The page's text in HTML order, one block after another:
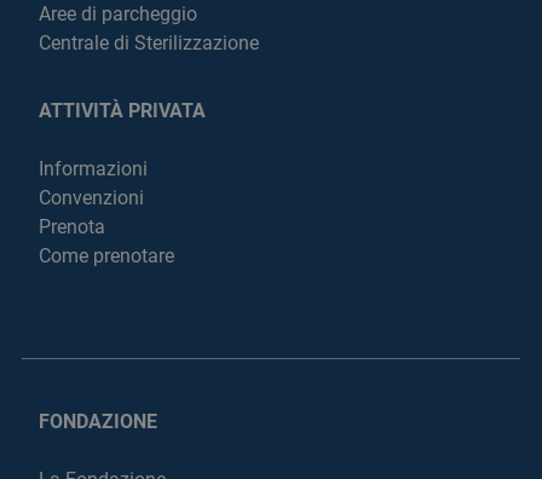
Aree di parcheggio
Centrale di Sterilizzazione
ATTIVITÀ PRIVATA
Informazioni
Convenzioni
Prenota
Come prenotare
FONDAZIONE